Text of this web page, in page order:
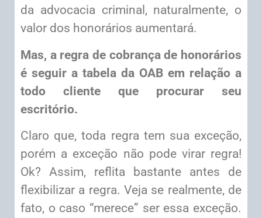
da advocacia criminal, naturalmente, o
valor dos honorários aumentará.
Mas, a regra de cobrança de honorários
é seguir a tabela da OAB em relação a
todo cliente que procurar seu
escritório.
Claro que, toda regra tem sua exceção,
porém a exceção não pode virar regra!
Ok? Assim, reflita bastante antes de
flexibilizar a regra. Veja se realmente, de
fato, o caso “merece” ser essa exceção.